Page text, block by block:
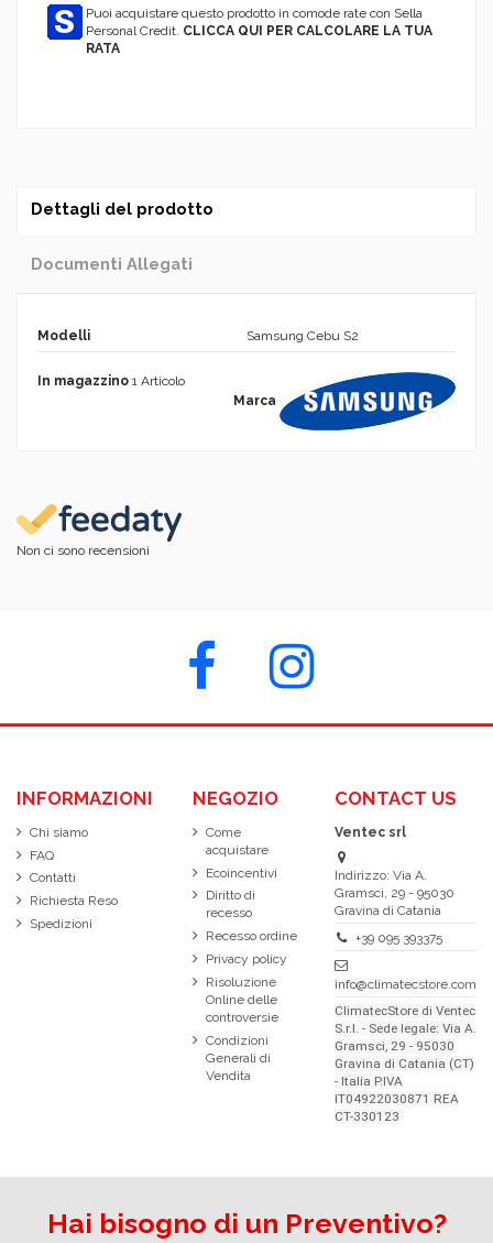
Puoi acquistare questo prodotto in comode rate con Sella
Personal Credit. CLICCA QUI PER CALCOLARE LA TUA
RATA
Dettagli del prodotto
Documenti Allegati
Modelli Samsung Cebu S2
Marca
In magazzino 1 Articolo
Non ci sono recensioni
INFORMAZIONI
Chi siamo
FAQ
Contatti
Richiesta Reso
Spedizioni
NEGOZIO
Come
acquistare
Ecoincentivi
Diritto di
recesso
Recesso ordine
Privacy policy
Risoluzione
Online delle
controversie
Condizioni
Generali di
Vendita
CONTACT US
Ventec srl
Indirizzo: Via A.
Gramsci, 29 - 95030
Gravina di Catania
+39 095 393375
info@climatecstore.com
ClimatecStore di Ventec
S.r.l. - Sede legale: Via A.
Gramsci, 29 - 95030
Gravina di Catania (CT)
- Italia P.IVA
IT04922030871 REA
CT-330123
Hai bisogno di un Preventivo?